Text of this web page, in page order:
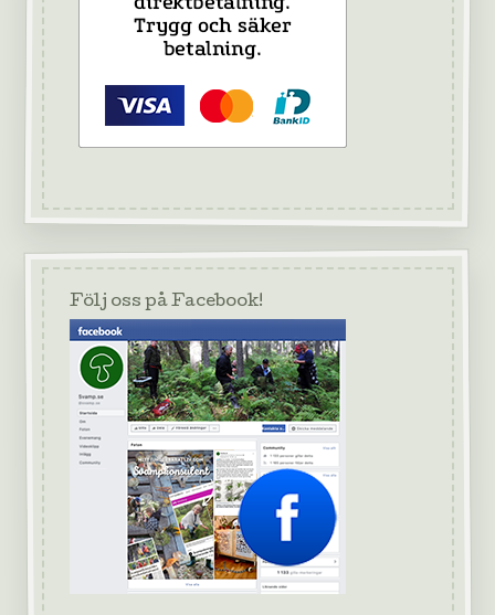
Följ oss på Facebook!